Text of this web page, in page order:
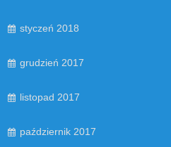
styczeń 2018
grudzień 2017
listopad 2017
październik 2017